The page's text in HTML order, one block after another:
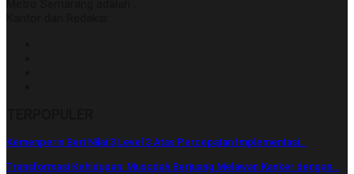
Kemenperin Beri Nilai 3 Level 3 Atas Percepatan Implementasi…
Transformasi Kehidupan: Musodah Berjuang Melawan Kanker dengan…